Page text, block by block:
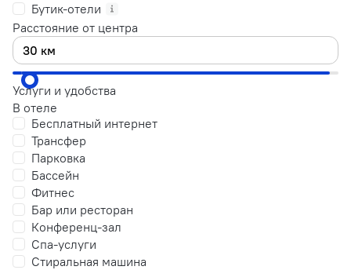
Бутик-отели
Расстояние от центра
Услуги и удобства
В отеле
Бесплатный интернет
Трансфер
Парковка
Бассейн
Фитнес
Бар или ресторан
Конференц-зал
Спа-услуги
Стиральная машина